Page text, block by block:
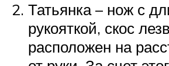
Татьянка – нож с
рукояткой, скос
расположен на